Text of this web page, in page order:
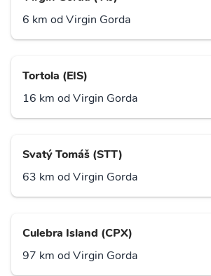
6 km od Virgin Gorda
Tortola (EIS)
16 km od Virgin Gorda
Svatý Tomáš (STT)
63 km od Virgin Gorda
Culebra Island (CPX)
97 km od Virgin Gorda